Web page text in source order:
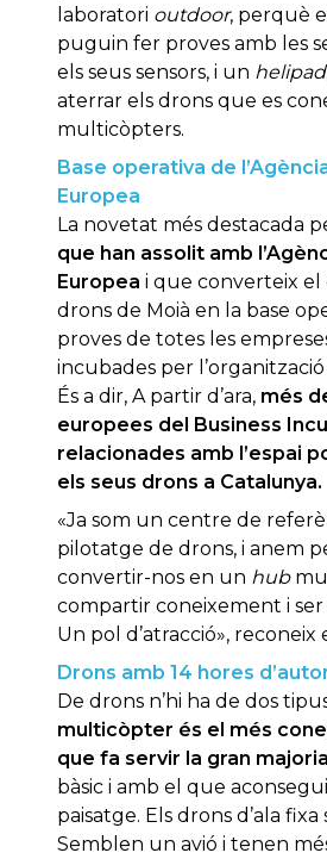
laboratori outdoor, perquè
puguin fer proves amb les
els seus sensors, i un helipad
aterrar els drons que es
multicòpters.
Base operativa de
Europea
La novetat més destacada
que han assolit amb
Europea i que converteix
drons de Moià en la base
proves de totes les
incubades per
És a dir, A partir d’ara, més
europees del Business
relacionades amb l’espai
els seus drons a Catalunya.
«Ja som un centre de
pilotatge de drons, i anem
convertir-nos en un hub
compartir coneixement i ser
Un pol d’atracció», reconeix
Drons amb 14 hores
De drons n’hi ha de dos
multicòpter és el més
que fa servir la gran
bàsic i amb el que
paisatge. Els drons d’ala fixa
Semblen un avió i tenen